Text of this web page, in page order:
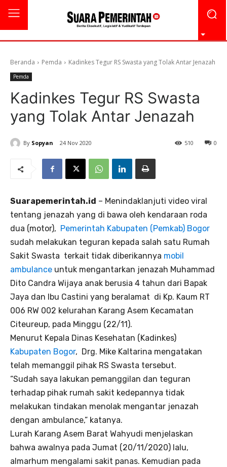
Beranda Pemda Kadinkes Tegur RS Swasta yang Tolak Antar Jenazah
Pemda
Kadinkes Tegur RS Swasta
yang Tolak Antar Jenazah
By Sopyan 24 Nov 2020 0
510
Suarapemerintah.id – Menindaklanjuti video viral
tentang jenazah yang di bawa oleh kendaraan roda
dua (motor), Pemerintah Kabupaten (Pemkab) Bogor
sudah melakukan teguran kepada salah satu Rumah
Sakit Swasta terkait tidak diberikannya mobil
ambulance untuk mengantarkan jenazah Muhammad
Dito Candra Wijaya anak berusia 4 tahun dari Bapak
Jaya dan Ibu Castini yang beralamat di Kp. Kaum RT
006 RW 002 kelurahan Karang Asem Kecamatan
Citeureup, pada Minggu (22/11).
Menurut Kepala Dinas Kesehatan (Kadinkes)
Kabupaten Bogor, Drg. Mike Kaltarina mengatakan
telah memanggil pihak RS Swasta tersebut.
“Sudah saya lakukan pemanggilan dan teguran
terhadap pihak rumah sakit kedepannya tidak
melakukan tindakan menolak mengantar jenazah
dengan ambulance,” katanya.
Lurah Karang Asem Barat Wahyudi menjelaskan
bahwa awalnya pada Jumat (20/11/2020) lalu,
almarhum mengalami sakit panas. Kemudian pada